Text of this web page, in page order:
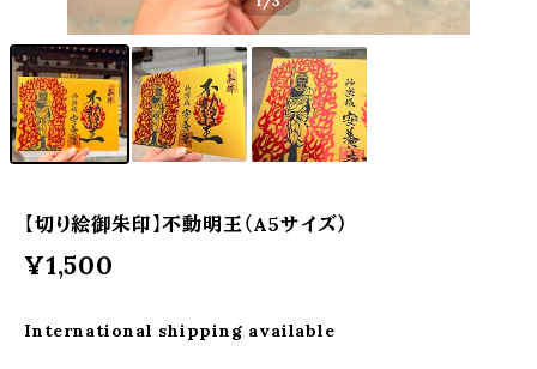
【切り絵御朱印】不動明王（A5サイズ）
¥1,500
International shipping available